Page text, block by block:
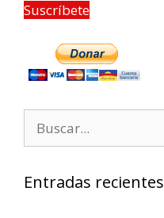
Suscríbete
Entradas recientes